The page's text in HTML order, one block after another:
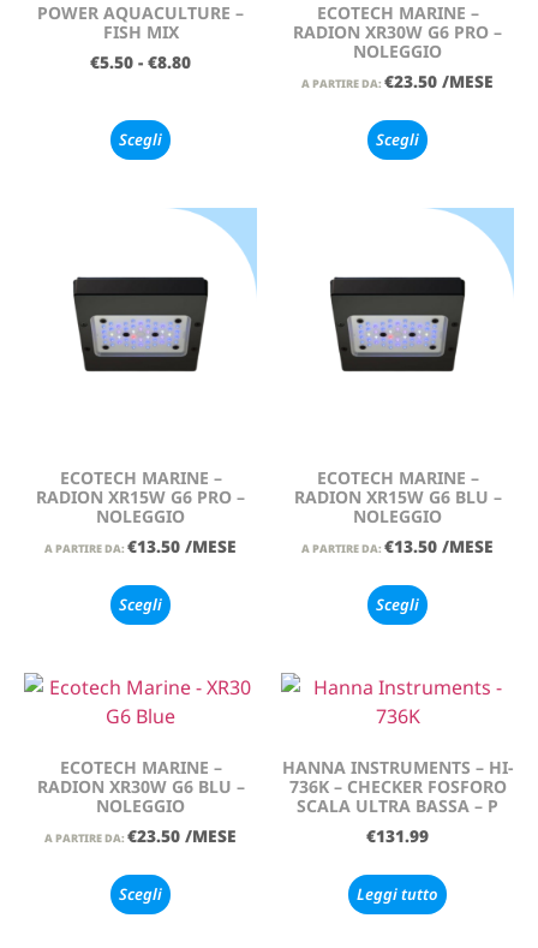
POWER AQUACULTURE –
FISH MIX
€5.50 - €8.80
Scegli
ECOTECH MARINE –
RADION XR30W G6 PRO –
NOLEGGIO
A PARTIRE DA: €23.50 /MESE
Scegli
ECOTECH MARINE –
RADION XR15W G6 PRO –
NOLEGGIO
A PARTIRE DA: €13.50 /MESE
Scegli
ECOTECH MARINE –
RADION XR15W G6 BLU –
NOLEGGIO
A PARTIRE DA: €13.50 /MESE
Scegli
ECOTECH MARINE –
RADION XR30W G6 BLU –
NOLEGGIO
A PARTIRE DA: €23.50 /MESE
Scegli
HANNA INSTRUMENTS – HI-
736K – CHECKER FOSFORO
SCALA ULTRA BASSA – P
€131.99
Leggi tutto